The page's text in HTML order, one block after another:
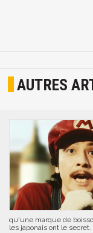
AUTRES
qu'une marque de
les japonais ont le secret.